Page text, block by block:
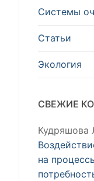
Системы
Статьи
Экология
СВЕЖИЕ
Кудряшова
на